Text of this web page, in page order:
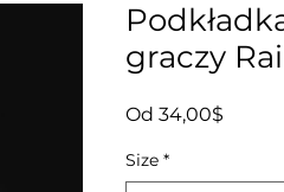
graczy
Od 34,00$
Size *